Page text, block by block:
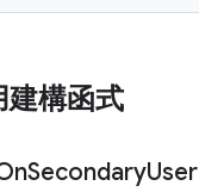
建構函式
SecondaryUser